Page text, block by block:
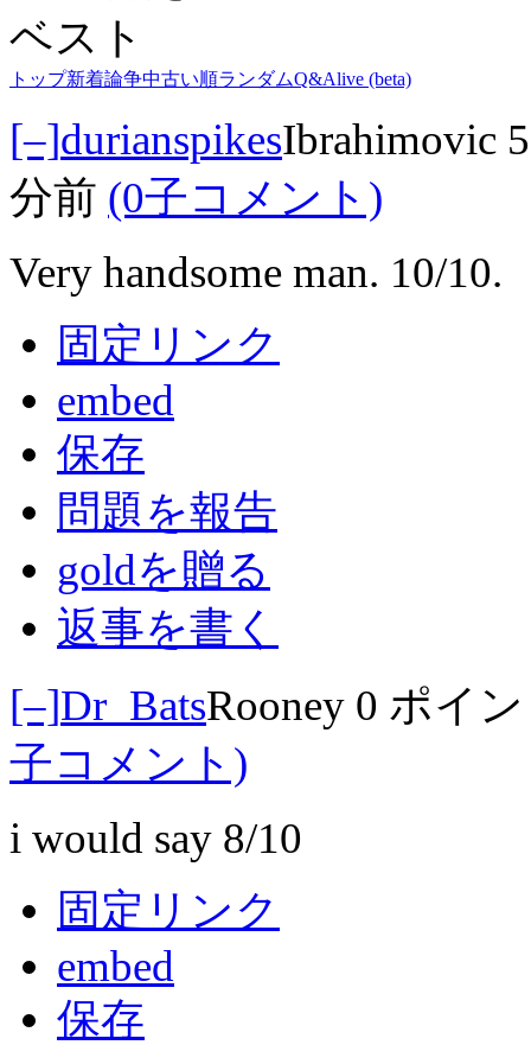
ベスト
トップ新着論争中古い順ランダムQ&Alive (beta)
[–]durianspikesIbrahimovic
分前 (0子コメント)
Very handsome man. 10/10.
固定リンク
embed
保存
問題を報告
goldを贈る
返事を書く
[–]Dr_BatsRooney 0 ポイ
子コメント)
i would say 8/10
固定リンク
embed
保存